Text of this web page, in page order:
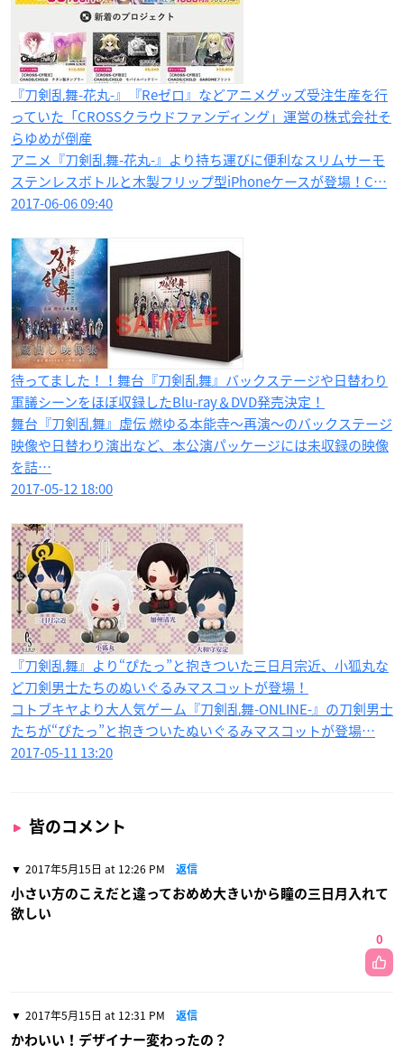
『刀剣乱舞-花丸-』『Reゼロ』などアニメグッズ受注生産を行
っていた「CROSSクラウドファンディング​」運営の株式会社そ
らゆめが倒産
アニメ『刀剣乱舞-花丸-』より持ち運びに便利なスリムサーモ
ステンレスボトルと木製フリップ型iPhoneケースが登場！C…
2017-06-06 09:40
待ってました！！舞台『刀剣乱舞』バックステージや日替わり
軍議シーンをほぼ収録したBlu-ray＆DVD発売決定！
舞台『刀剣乱舞』虚伝 燃ゆる本能寺～再演～のバックステージ
映像や日替わり演出など、本公演パッケージには未収録の映像
を詰…
2017-05-12 18:00
『刀剣乱舞』より“ぴたっ”と抱きついた三日月宗近、小狐丸な
ど刀剣男士たちのぬいぐるみマスコットが登場！
コトブキヤより大人気ゲーム『刀剣乱舞-ONLINE-』の刀剣男士
たちが“ぴたっ”と抱きついたぬいぐるみマスコットが登場…
2017-05-11 13:20
皆のコメント
2017年5月15日 at 12:26 PM 返信
小さい方のこえだと違っておめめ大きいから瞳の三日月入れて
欲しい
0
2017年5月15日 at 12:31 PM 返信
かわいい！デザイナー変わったの？